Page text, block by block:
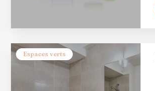
Espaces verts